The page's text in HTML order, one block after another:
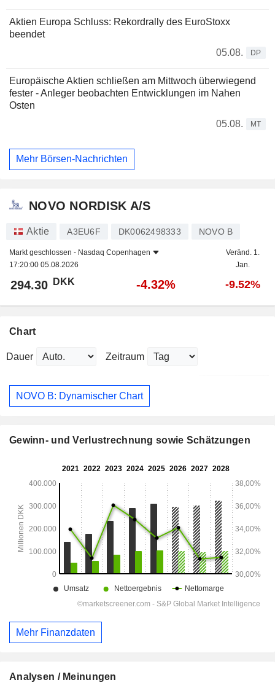
Aktien Europa Schluss: Rekordrally des EuroStoxx
beendet
05.08.
DP
Europäische Aktien schließen am Mittwoch überwiegend
fester - Anleger beobachten Entwicklungen im Nahen
Osten
05.08.
MT
Mehr Börsen-Nachrichten
NOVO NORDISK A/S
Aktie A3EU6F DK0062498333 NOVO B
Markt geschlossen - Nasdaq Copenhagen
17:20:00 05.08.2026
Veränd. 1.
Jan.
294.30 DKK -4.32% -9.52%
Chart
Dauer Zeitraum
NOVO B: Dynamischer Chart
Gewinn- und Verlustrechnung sowie Schätzungen
Mehr Finanzdaten
Analysen / Meinungen